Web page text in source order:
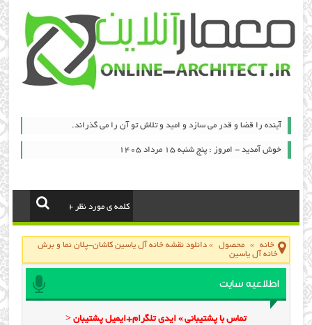
آینده را قضا و قدر می سازد و امید و تلاش تو آن را می گذراند.
خوش آمدید - امروز : پنج شنبه ۱۵ مرداد ۱۴۰۵
خانه » محصول »دانلود نقشه خانه آل یاسین کاشان-پلان نما و برش
خانه آل یاسین
اطلاعیه سایت
تماس با پشتیبانی » ایدی تلگرام+ایمیل پشتیبان <